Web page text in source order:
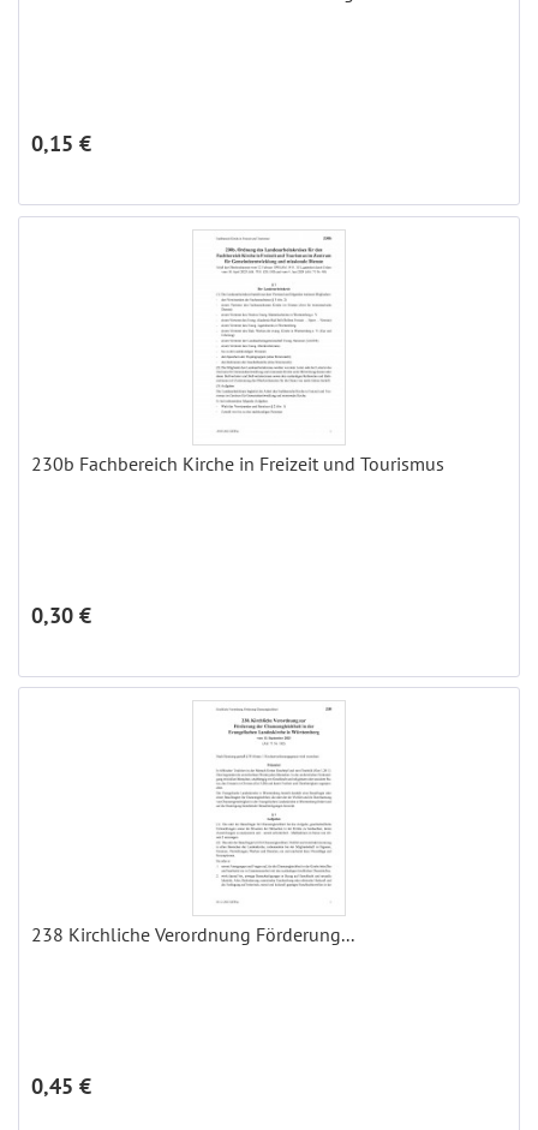
0,15 €
230b Fachbereich Kirche in Freizeit und Tourismus
0,30 €
238 Kirchliche Verordnung Förderung...
0,45 €